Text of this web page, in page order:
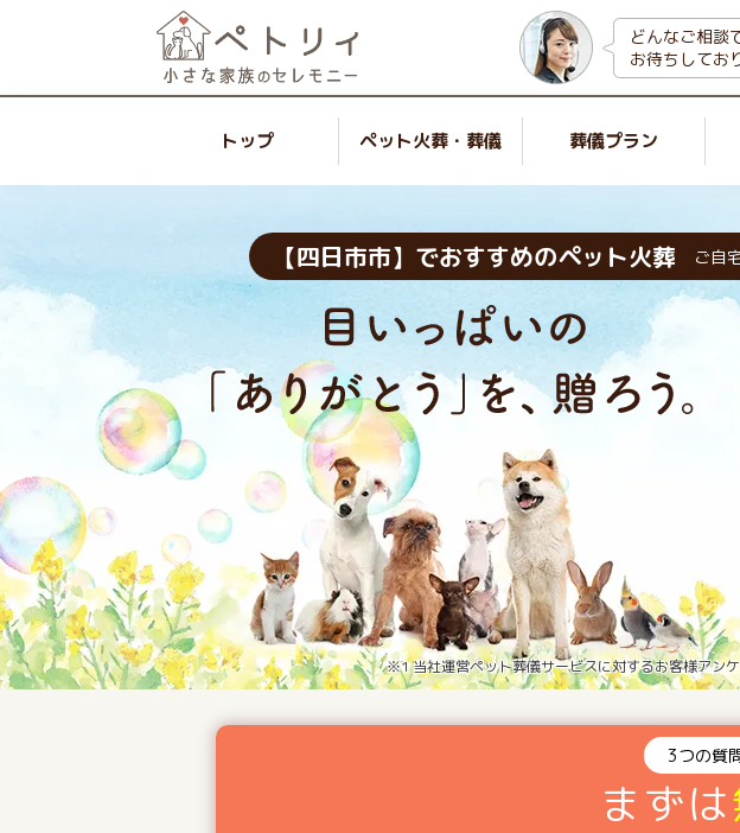
どんなご相談
お待ちしてお
トップ ペット火葬・葬儀 葬儀プラン
【四日市市】でおすすめのペット火葬 ご自
※1 当社運営ペット葬儀サービスに対するお客様アン
3つの質
まずは